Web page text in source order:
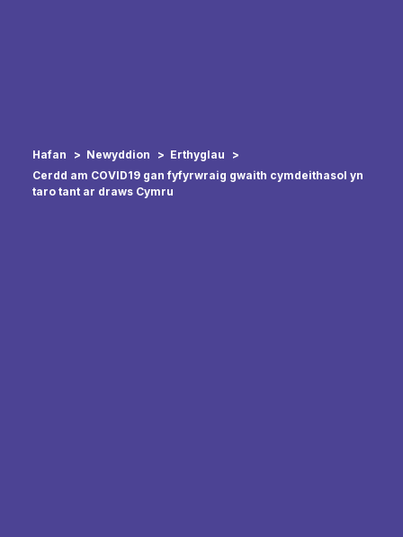
Hafan Newyddion
Erthyglau
Cerdd am COVID19 gan fyfyrwraig gwaith cymdeithasol yn
taro tant ar draws Cymru